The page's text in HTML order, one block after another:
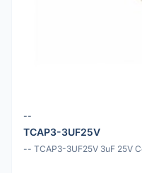
--
TCAP3-3UF25V
-- TCAP3-3UF25V 3uF 25V